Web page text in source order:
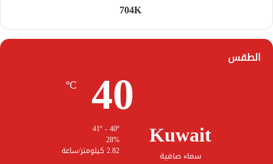
704K
الطقس
Kuwait
سماء صافية
40
℃
28%
2.82 كيلومتر/ساعة